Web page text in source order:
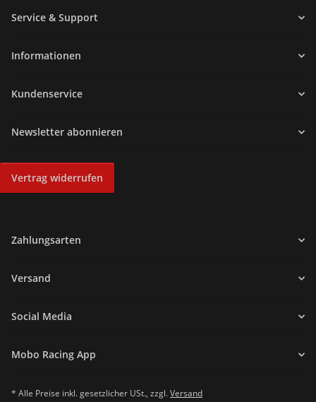
Service & Support
Informationen
Kundenservice
Newsletter abonnieren
Vertrag widerrufen
Zahlungsarten
Versand
Social Media
Mobo Racing App
* Alle Preise inkl. gesetzlicher USt., zzgl.Versand